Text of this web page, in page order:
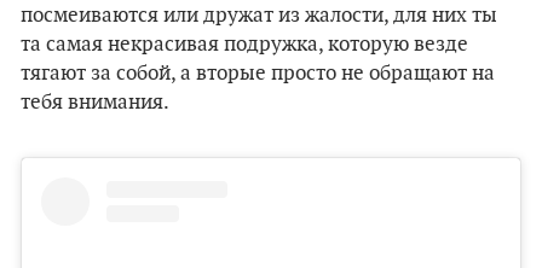
посмеиваются или дружат из жалости, для них ты
та самая некрасивая подружка, которую везде
тягают за собой, а вторые просто не обращают на
тебя внимания.